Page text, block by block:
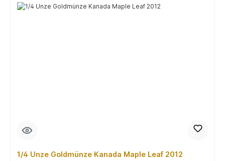
1/4 Unze Goldmünze Kanada Maple Leaf 2012